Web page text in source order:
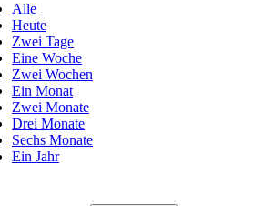
Alle
Heute
Zwei Tage
Eine Woche
Zwei Wochen
Ein Monat
Zwei Monate
Drei Monate
Sechs Monate
Ein Jahr